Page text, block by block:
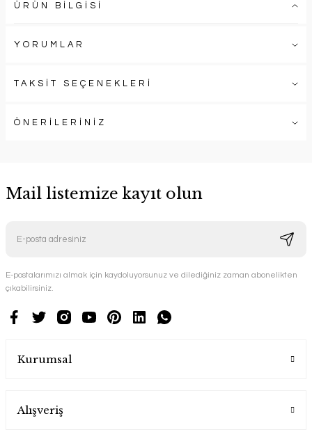
ÜRÜN BİLGİSİ
YORUMLAR
TAKSİT SEÇENEKLERİ
ÖNERİLERİNİZ
Mail listemize kayıt olun
E-postalarımızı almak için kaydoluyorsunuz ve dilediğiniz zaman abonelikten
çıkabilirsiniz.
Kurumsal
Alışveriş